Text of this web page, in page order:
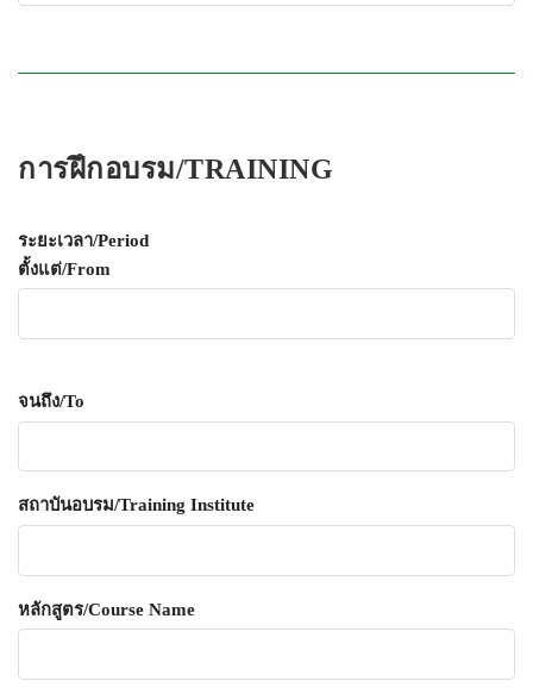
การฝึกอบรม/TRAINING
ระยะเวลา/Period
ตั้งแต่/From
จนถึง/To
สถาบันอบรม/Training Institute
หลักสูตร/Course Name